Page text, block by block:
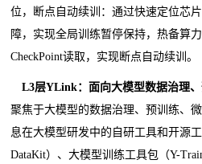
位，断点自动续训：通过快速定位芯
障，实现全局训练暂停保持，热备算
CheckPoint读取，实现断点自动续训。
L3层YLink：面向大模型数据治理
聚焦于大模型的数据治理、预训练、
息在大模型研发中的自研工具和开源
DataKit）、大模型训练工具包（Y-